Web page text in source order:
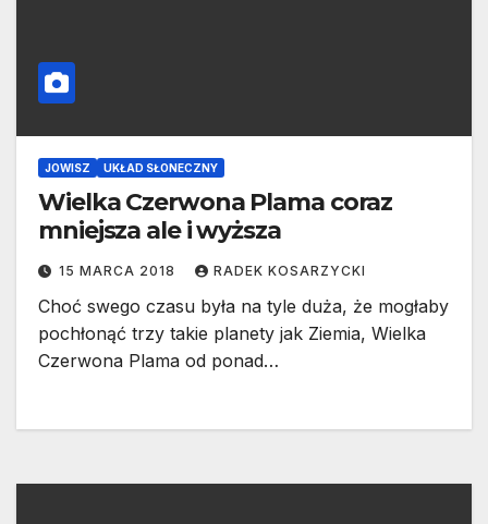
JOWISZ UKŁAD SŁONECZNY
Wielka Czerwona Plama coraz
mniejsza ale i wyższa
15 MARCA 2018 RADEK KOSARZYCKI
Choć swego czasu była na tyle duża, że mogłaby
pochłonąć trzy takie planety jak Ziemia, Wielka
Czerwona Plama od ponad…